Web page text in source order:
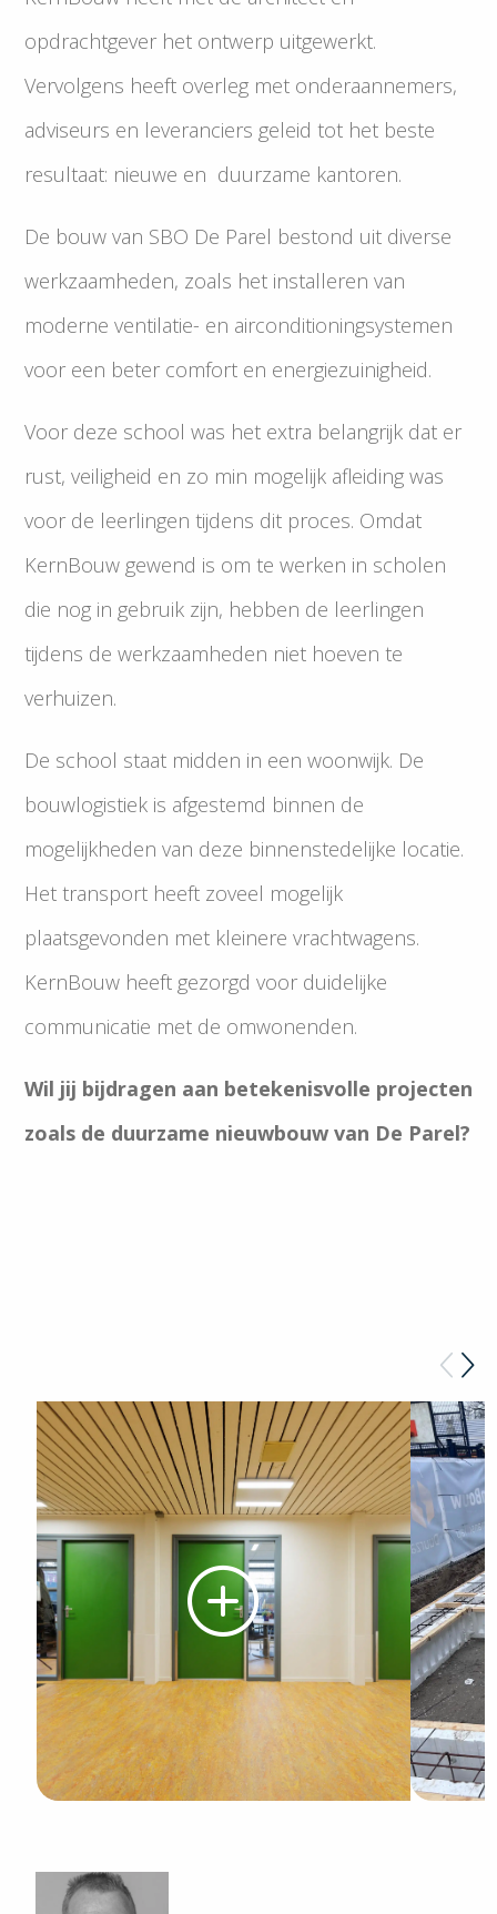
opdrachtgever het ontwerp uitgewerkt.
Vervolgens heeft overleg met onderaannemers,
adviseurs en leveranciers geleid tot het beste
resultaat: nieuwe en duurzame kantoren.
De bouw van SBO De Parel bestond uit diverse
werkzaamheden, zoals het installeren van
moderne ventilatie- en airconditioningsystemen
voor een beter comfort en energiezuinigheid.
Voor deze school was het extra belangrijk dat er
rust, veiligheid en zo min mogelijk afleiding was
voor de leerlingen tijdens dit proces. Omdat
KernBouw gewend is om te werken in scholen
die nog in gebruik zijn, hebben de leerlingen
tijdens de werkzaamheden niet hoeven te
verhuizen.
De school staat midden in een woonwijk. De
bouwlogistiek is afgestemd binnen de
mogelijkheden van deze binnenstedelijke locatie.
Het transport heeft zoveel mogelijk
plaatsgevonden met kleinere vrachtwagens.
KernBouw heeft gezorgd voor duidelijke
communicatie met de omwonenden.
Wil jij bijdragen aan betekenisvolle projecten
zoals de duurzame nieuwbouw van De Parel?